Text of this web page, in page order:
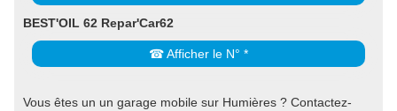
BEST'OIL 62 Repar'Car62
☎ Afficher le N° *
Vous êtes un un garage mobile sur Humières ? Contactez-